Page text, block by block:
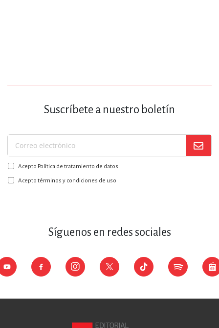
Suscríbete a nuestro boletín
Suscríbase
a
nuestro
boletín:
Acepto Política de tratamiento de datos
Acepto términos y condiciones de uso
Síguenos en redes sociales